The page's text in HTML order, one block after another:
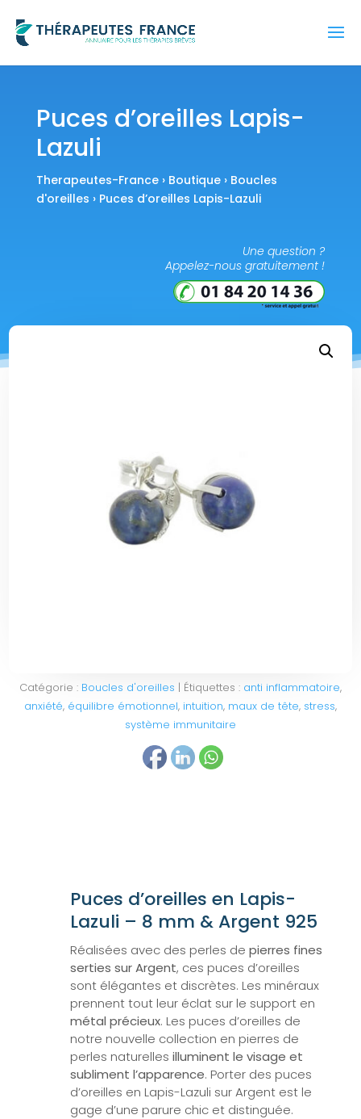
Puces d’oreilles Lapis-
Lazuli
Therapeutes-France› Boutique› Boucles
d'oreilles › Puces d’oreilles Lapis-Lazuli
Une question ?
Appelez-nous gratuitement !
Catégorie : Boucles d'oreilles Étiquettes : anti inflammatoire,
anxiété, équilibre émotionnel, intuition, maux de tête, stress,
système immunitaire
Puces d’oreilles en Lapis-
Lazuli – 8 mm & Argent 925
Réalisées avec des perles de pierres fines
serties sur Argent, ces puces d’oreilles
sont élégantes et discrètes. Les minéraux
prennent tout leur éclat sur le support en
métal précieux. Les puces d’oreilles de
notre nouvelle collection en pierres de
perles naturelles illuminent le visage et
subliment l’apparence. Porter des puces
d’oreilles en Lapis-Lazuli sur Argent est le
gage d’une parure chic et distinguée.